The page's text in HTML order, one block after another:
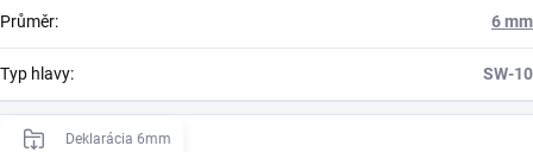
Průměr: 6 mm
Typ hlavy: SW-10
Deklarácia 6mm